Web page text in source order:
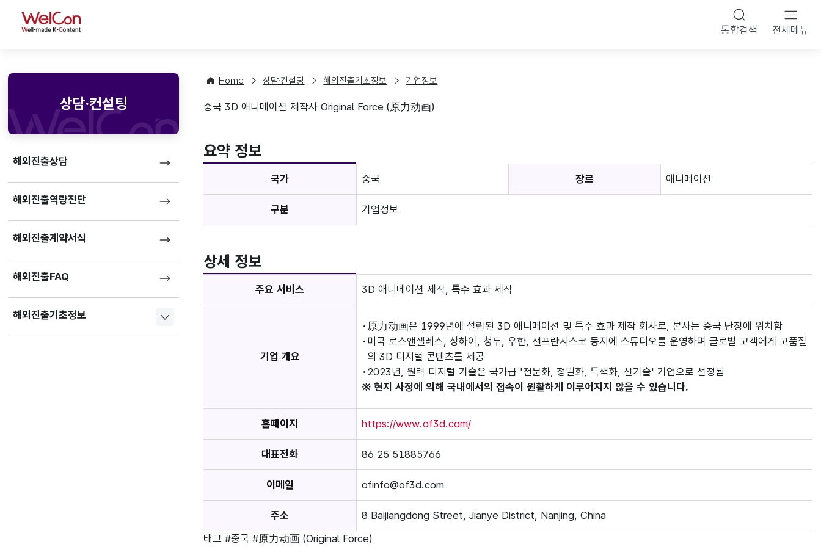
WelCon 통합검색 전체메뉴
상담·컨설팅
해외진출상담
해외진출역량진단
해외진출계약서식
해외진출FAQ
해외진출기초정보
Home 상담·컨설팅 해외진출기초정보 기업정보
기업정보
중국 3D 애니메이션 제작사 Original Force (原力动画)
요약 정보
국가 중국 장르 애니메이션
구분 기업정보
상세 정보
주요 서비스 3D 애니메이션 제작, 특수 효과 제작
기업 개요
原力动画은 1999년에 설립된 3D 애니메이션 및 특수 효과 제작 회사로, 본사는 중국 난징에 위치함
미국 로스앤젤레스, 상하이, 청두, 우한, 샌프란시스코 등지에 스튜디오를 운영하며 글로벌 고객에게 고품질
의 3D 디지털 콘텐츠를 제공
2023년, 원력 디지털 기술은 국가급 '전문화, 정밀화, 특색화, 신기술' 기업으로 선정됨
※ 현지 사정에 의해 국내에서의 접속이 원활하게 이루어지지 않을 수 있습니다.
홈페이지 https://www.of3d.com/
대표전화 86 25 51885766
이메일 ofinfo@of3d.com
주소
8 Baijiangdong Street, Jianye District, Nanjing, China
태그 #중국 #原力动画 (Original Force)